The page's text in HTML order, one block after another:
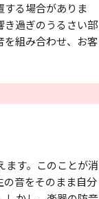
る場合がありま
き過ぎのうるさい部
を組み合わせ、お客
ます。このことが消
音をそのまま自分